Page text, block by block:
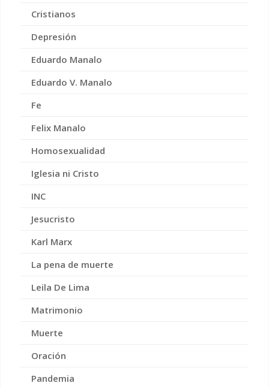
Cristianos
Depresión
Eduardo Manalo
Eduardo V. Manalo
Fe
Felix Manalo
Homosexualidad
Iglesia ni Cristo
INC
Jesucristo
Karl Marx
La pena de muerte
Leila De Lima
Matrimonio
Muerte
Oración
Pandemia